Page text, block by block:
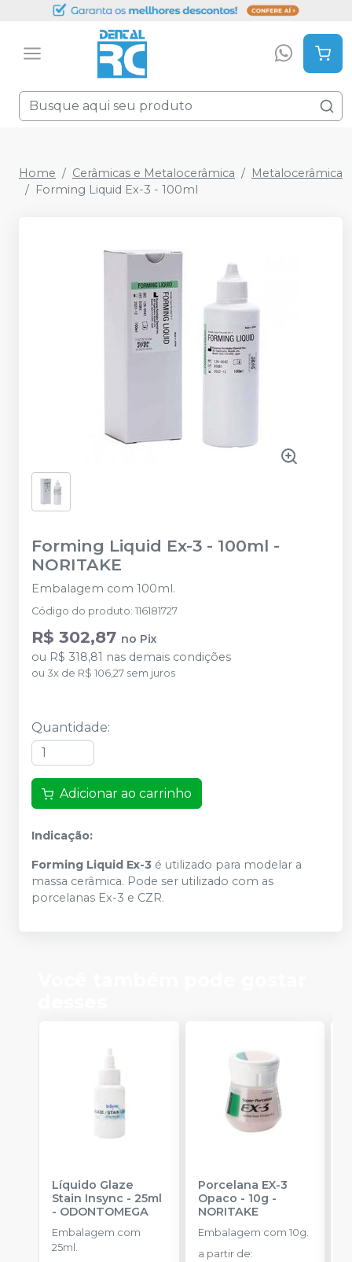
Home Cerâmicas e Metalocerâmica
Metalocerâmica
Forming Liquid Ex-3 - 100ml
Forming Liquid Ex-3 - 100ml -
NORITAKE
Embalagem com 100ml.
Código do produto: 116181727
R$ 302,87 no Pix
ou R$ 318,81 nas demais condições
ou 3x de R$ 106,27 sem juros
Quantidade:
Adicionar ao carrinho
Indicação:
Forming Liquid Ex-3 é utilizado para modelar a
massa cerâmica. Pode ser utilizado com as
porcelanas Ex-3 e CZR.
Líquido Glaze
Stain Insync - 25ml
- ODONTOMEGA
Embalagem com
25ml.
Porcelana EX-3
Opaco - 10g -
NORITAKE
Embalagem com 10g.
a partir de: